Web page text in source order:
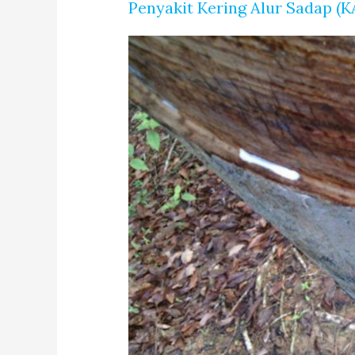
Penyakit Kering Alur Sadap